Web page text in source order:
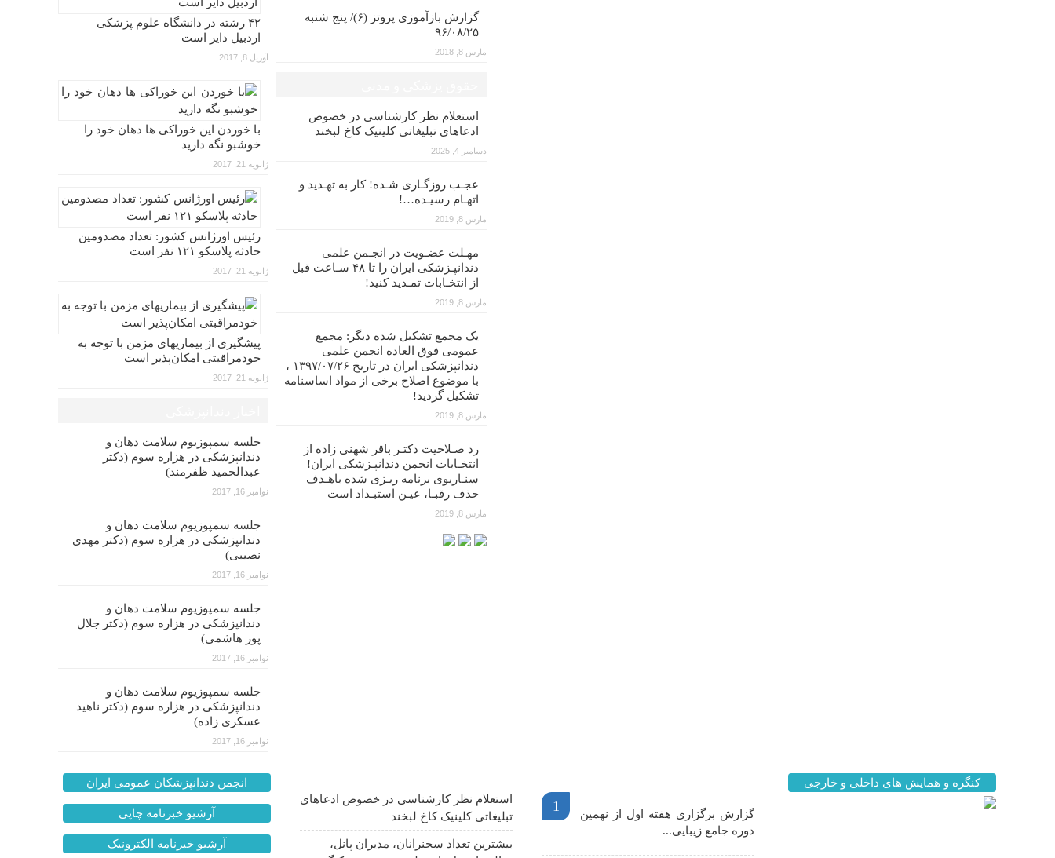
گزارش بازآموزی پروتز (۶)/ پنج شنبه
۹۶/۰۸/۲۵
مارس 8, 2018
استعلام نظر کارشناسی در خصوص
ادعاهای تبلیغاتی کلینیک کاخ لبخند
دسامبر 4, 2025
عجـب روزگـاری شـده! کار به تهـدید و
اتهـام رسیـده…!
مارس 8, 2019
مهـلت عضـویت در انجـمن علمی
دندانپـزشکی ایران را تا ۴۸ سـاعت قبل
از انتخـابات تمـدید کنید!
مارس 8, 2019
یک مجمع تشکیل شده دیگر: مجمع
عمومی فوق العاده انجمن علمی
دندانپزشکی ایران در تاریخ ۱۳۹۷/۰۷/۲۶ ،
با موضوع اصلاح برخی از مواد اساسنامه
تشکیل گردید!
مارس 8, 2019
رد صـلاحیت دکتـر باقر شهنی زاده از
انتخـابات انجمن دندانپـزشکی ایران!
سنـاریوی برنامه ریـزی شده باهـدف
حذف رقبـا، عیـن استبـداد است
مارس 8, 2019
۴۲ رشته در دانشگاه علوم پزشکی
اردبیل دایر است
آوریل 8, 2017
با خوردن این خوراکی ها دهان خود را
خوشبو نگه دارید
ژانویه 21, 2017
رئیس اورژانس کشور: تعداد مصدومین
حادثه پلاسکو ۱۲۱ نفر است
ژانویه 21, 2017
پیشگیری از بیماریهای مزمن با توجه به
خودمراقبتی امکان‌پذیر است
ژانویه 21, 2017
جلسه سمپوزیوم سلامت دهان و
دندانپزشکی در هزاره سوم (دکتر
عبدالحمید ظفرمند)
نوامبر 16, 2017
جلسه سمپوزیوم سلامت دهان و
دندانپزشکی در هزاره سوم (دکتر مهدی
نصیبی)
نوامبر 16, 2017
جلسه سمپوزیوم سلامت دهان و
دندانپزشکی در هزاره سوم (دکتر جلال
پور هاشمی)
نوامبر 16, 2017
جلسه سمپوزیوم سلامت دهان و
دندانپزشکی در هزاره سوم (دکتر ناهید
عسکری زاده)
نوامبر 16, 2017
انجمن دندانپزشکان عمومی ایران
آرشیو خبرنامه چاپی
آرشیو خبرنامه الکترونیک
استعلام نظر کارشناسی در خصوص ادعاهای
تبلیغاتی کلینیک کاخ لبخند
بیشترین تعداد سخنرانان، مدیران پانل،
1
گزارش برگزاری هفته اول از نهمین
دوره جامع زیبایی...
کنگره و همایش های داخلی و خارجی